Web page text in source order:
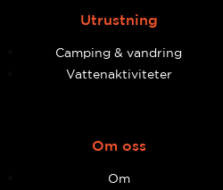
Utrustning
Camping & vandring
Vattenaktiviteter
Om oss
Om